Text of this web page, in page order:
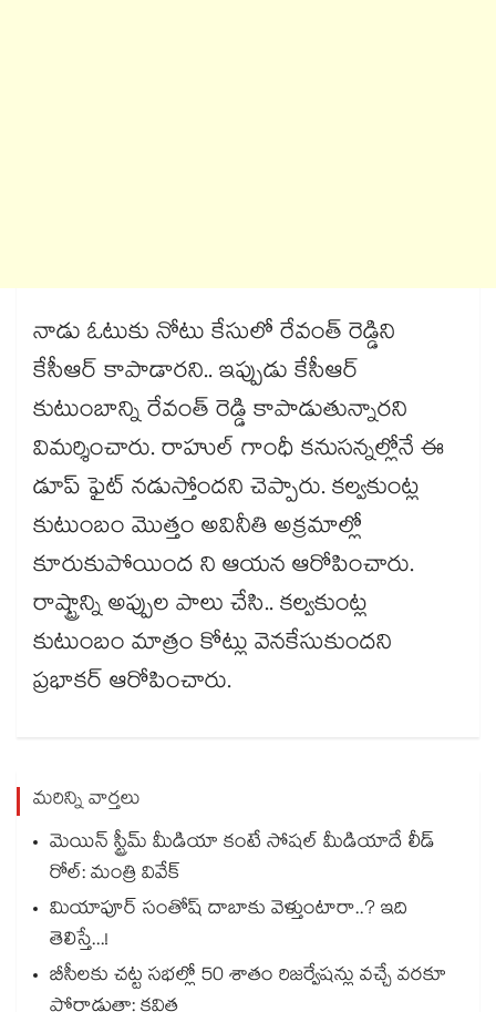
నాడు ఓటుకు నోటు కేసులో రేవంత్ రెడ్డిని
కేసీఆర్ కాపాడారని.. ఇప్పుడు కేసీఆర్
కుటుంబాన్ని రేవంత్ రెడ్డి కాపాడుతున్నారని
విమర్శించారు. రాహుల్ గాంధీ కనుసన్నల్లోనే ఈ
డూప్ ఫైట్ నడుస్తోందని చెప్పారు. కల్వకుంట్ల
కుటుంబం మొత్తం అవినీతి అక్రమాల్లో
కూరుకుపోయింద ని ఆయన ఆరోపించారు.
రాష్ట్రాన్ని అప్పుల పాలు చేసి.. కల్వకుంట్ల
కుటుంబం మాత్రం కోట్లు వెనకేసుకుందని
ప్రభాకర్ ఆరోపించారు.
మరిన్ని వార్తలు
మెయిన్ స్ట్రీమ్ మీడియా కంటే సోషల్ మీడియాదే లీడ్
రోల్: మంత్రి వివేక్
మియాపూర్ సంతోష్ దాబాకు వెళ్తుంటారా..? ఇది
తెలిస్తే...!
బీసీలకు చట్ట సభల్లో 50 శాతం రిజర్వేషన్లు వచ్చే వరకూ